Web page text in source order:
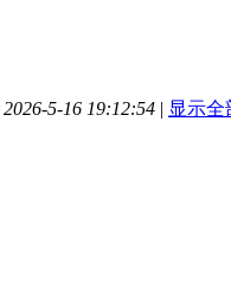
5-16 19:12:54 | 显示全